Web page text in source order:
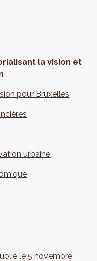
la vision et
pour Bruxelles
urbaine
le 5 novembre